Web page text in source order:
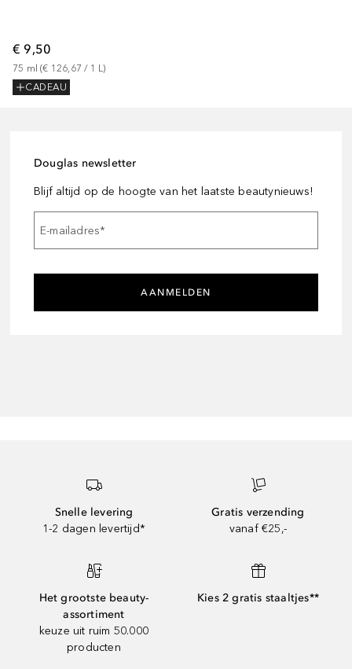
€ 9,50
75 ml (€ 126,67 / 1 L)
CADEAU
Douglas newsletter
Blijf altijd op de hoogte van het laatste beautynieuws!
E-mailadres*
AANMELDEN
Snelle levering
1-2 dagen levertijd*
Gratis verzending
vanaf €25,-
Het grootste beauty-
assortiment
keuze uit ruim 50.000
producten
Kies 2 gratis staaltjes**